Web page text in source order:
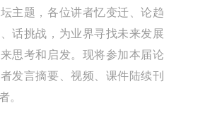
主题，各位讲者忆变迁、论趋
话挑战，为业界寻找未来发展
思考和启发。现将参加本届论
发言摘要、视频、课件陆续刊
。